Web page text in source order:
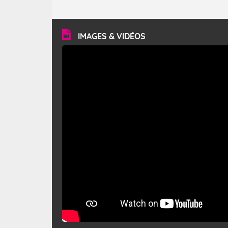
vitesse moyenne de 50 km/h et atteindre 80 à 100 km/h
en rafales, parfois davantage. Il parcourt la basse vallée
du Rhône et la Provence et envahit le littoral
méditerranéen à partir de la Camargue.
IMAGES & VIDÉOS